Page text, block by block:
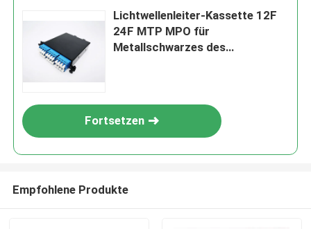
Lichtwellenleiter-Kassette 12F
24F MTP MPO für
Metallschwarzes des
Fortsetzen
Empfohlene Produkte